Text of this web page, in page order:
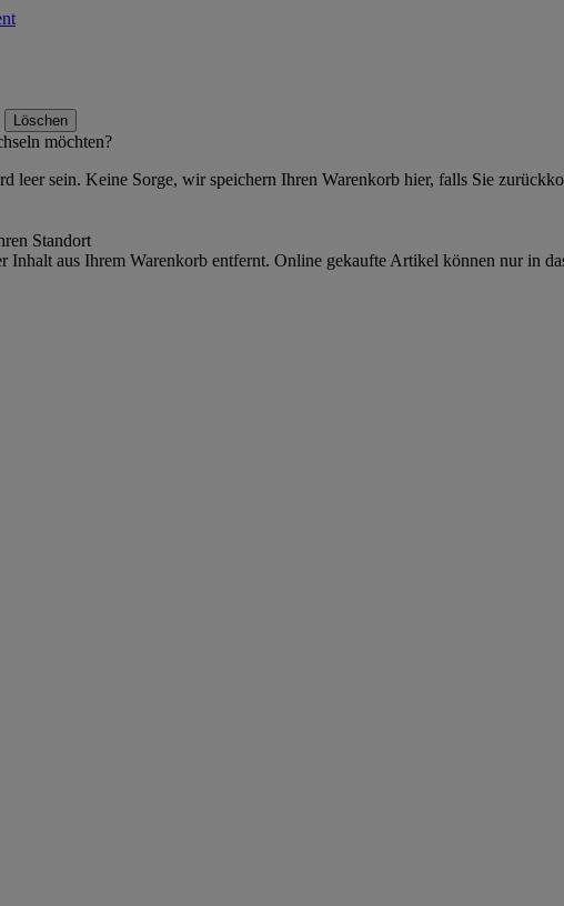
Löschen
möchten?
leer sein. Keine Sorge, wir speichern Ihren Warenkorb hier, falls Sie
Standort
Inhalt aus Ihrem Warenkorb entfernt. Online gekaufte Artikel können nur in